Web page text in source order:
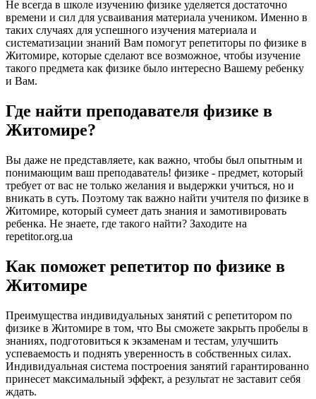
Не всегда в школе изучению физике уделяется достаточно
времени и сил для усваивания материала учеником. Именно в
таких случаях для успешного изучения материала и
систематизации знаний Вам помогут репетиторы по физике в
Житомире, которые сделают все возможное, чтобы изучение
такого предмета как физике было интересно Вашему ребенку
и Вам.
Где найти преподавателя физике в
Житомире?
Вы даже не представляете, как важно, чтобы был опытным и
понимающим ваш преподаватель! физике - предмет, который
требует от вас не только желания и выдержки учиться, но и
вникать в суть. Поэтому так важно найти учителя по физике в
Житомире, который сумеет дать знания и замотивировать
ребенка. Не знаете, где такого найти? Заходите на
repetitor.org.ua
Как поможет репетитор по физике в
Житомире
Преимущества индивидуальных занятий с репетитором по
физике в Житомире в том, что Вы сможете закрыть пробелы в
знаниях, подготовиться к экзаменам и тестам, улучшить
успеваемость и поднять уверенность в собственных силах.
Индивидуальная система построения занятий гарантированно
принесет максимальный эффект, а результат не заставит себя
ждать.